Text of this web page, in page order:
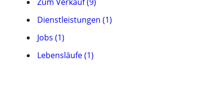
Dienstleistungen (1)
Jobs (1)
Lebensläufe (1)